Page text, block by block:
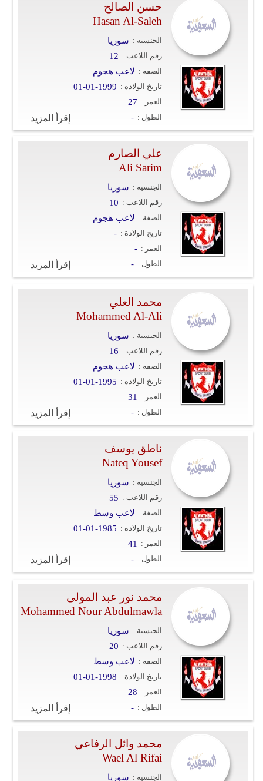
حسن الصالح
Hasan Al-Saleh
الجنسية : سوريا
رقم اللاعب : 12
الصفة : لاعب هجوم
تاريخ الولادة : 01-01-1999
العمر : 27
الطول : - إقرأ المزيد
علي الصارم
Ali Sarim
الجنسية : سوريا
رقم اللاعب : 10
الصفة : لاعب هجوم
تاريخ الولادة : -
العمر : -
الطول : - إقرأ المزيد
محمد العلي
Mohammed Al-Ali
الجنسية : سوريا
رقم اللاعب : 16
الصفة : لاعب هجوم
تاريخ الولادة : 01-01-1995
العمر : 31
الطول : - إقرأ المزيد
ناطق يوسف
Nateq Yousef
الجنسية : سوريا
رقم اللاعب : 55
الصفة : لاعب وسط
تاريخ الولادة : 01-01-1985
العمر : 41
الطول : - إقرأ المزيد
محمد نور عبد المولى
Mohammed Nour Abdulmawla
الجنسية : سوريا
رقم اللاعب : 20
الصفة : لاعب وسط
تاريخ الولادة : 01-01-1998
العمر : 28
الطول : - إقرأ المزيد
محمد وائل الرفاعي
Wael Al Rifai
الجنسية : سوريا